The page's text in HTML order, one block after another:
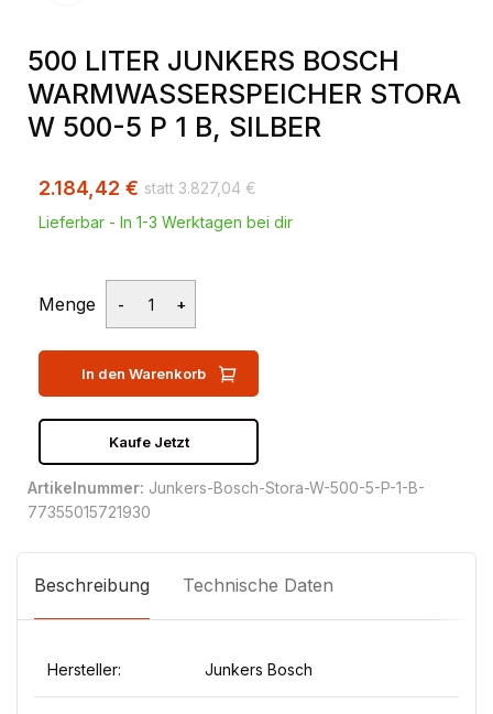
500 LITER JUNKERS BOSCH
WARMWASSERSPEICHER STORA
W 500-5 P 1 B, SILBER
3.827,04 €
2.184,42 €
Lieferbar - In 1-3 Werktagen bei dir
Menge
In den Warenkorb
Kaufe Jetzt
Artikelnummer: Junkers-Bosch-Stora-W-500-5-P-1-B-
77355015721930
Beschreibung Technische Daten
Hersteller: Junkers Bosch